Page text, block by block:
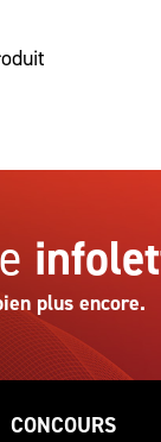
plus encore.
CONCOURS